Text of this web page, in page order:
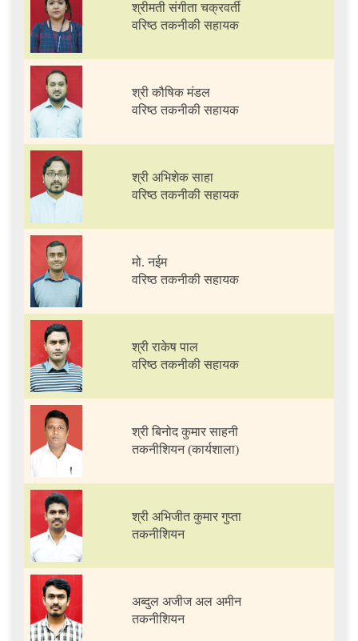
श्रीमती संगीता चक्रवर्ती
वरिष्ठ तकनीकी सहायक
श्री कौषिक मंडल
वरिष्ठ तकनीकी सहायक
श्री अभिशेक साहा
वरिष्ठ तकनीकी सहायक
मो. नईम
वरिष्ठ तकनीकी सहायक
श्री राकेष पाल
वरिष्ठ तकनीकी सहायक
श्री बिनोद कुमार साहनी
तकनीशियन (कार्यशाला)
श्री अभिजीत कुमार गुप्ता
तकनीशियन
अब्दुल अजीज अल अमीन
तकनीशियन